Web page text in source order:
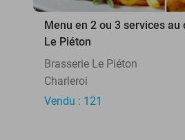
Menu en 2 ou 3 services au
Le Piéton
Brasserie Le Piéton
Charleroi
Vendu : 121